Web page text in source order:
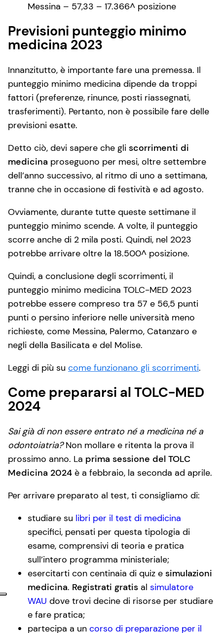
Messina – 57,33 – 17.366^ posizione
Previsioni punteggio minimo
medicina 2023
Innanzitutto, è importante fare una premessa. Il
punteggio minimo medicina dipende da troppi
fattori (preferenze, rinunce, posti riassegnati,
trasferimenti). Pertanto, non è possibile fare delle
previsioni esatte.
Detto ciò, devi sapere che gli scorrimenti di
medicina proseguono per mesi, oltre settembre
dell’anno successivo, al ritmo di uno a settimana,
tranne che in occasione di festività e ad agosto.
Ovviamente, durante tutte queste settimane il
punteggio minimo scende. A volte, il punteggio
scorre anche di 2 mila posti. Quindi, nel 2023
potrebbe arrivare oltre la 18.500^ posizione.
Quindi, a conclusione degli scorrimenti, il
punteggio minimo medicina TOLC-MED 2023
potrebbe essere compreso tra 57 e 56,5 punti
punti o persino inferiore nelle università meno
richieste, come Messina, Palermo, Catanzaro e
negli della Basilicata e del Molise.
Leggi di più su come funzionano gli scorrimenti.
Come prepararsi al TOLC-MED
2024
Sai già di non essere entrato né a medicina né a
odontoiatria?Non mollare e ritenta la prova il
prossimo anno. La prima sessione del TOLC
Medicina 2024 è a febbraio, la seconda ad aprile.
Per arrivare preparato al test, ti consigliamo di:
studiare su libri per il test di medicina
specifici, pensati per questa tipologia di
esame, comprensivi di teoria e pratica
sull’intero programma ministeriale;
esercitarti con centinaia di quiz e simulazioni
medicina. Registrati gratis al simulatore
WAU dove trovi decine di risorse per studiare
e fare pratica;
partecipa a un corso di preparazione per il